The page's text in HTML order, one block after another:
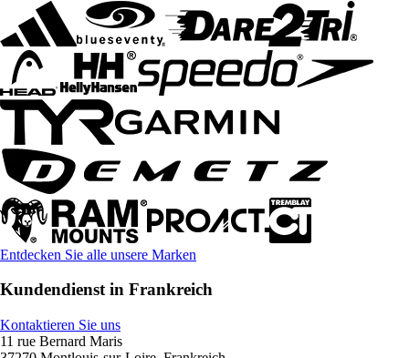
Entdecken Sie alle unsere Marken
Kundendienst in Frankreich
Kontaktieren Sie uns
11 rue Bernard Maris